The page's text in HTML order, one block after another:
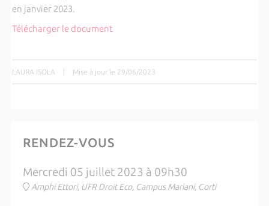
en janvier 2023.
Télécharger le document
LAURA ISOLA | Mise à jour le 29/06/2023
RENDEZ-VOUS
Mercredi 05 juillet 2023 à 09h30
Amphi Ettori, UFR Droit Eco, Campus Mariani, Corti